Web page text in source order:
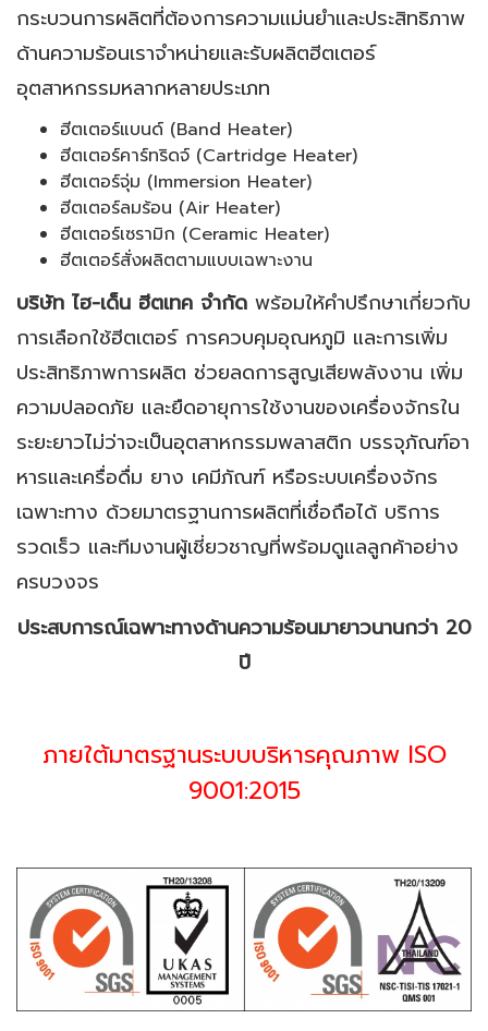
กระบวนการผลิตที่ต้องการความแม่นยำและประสิทธิภาพ
ด้านความร้อนเราจำหน่ายและรับผลิตฮีตเตอร์
อุตสาหกรรมหลากหลายประเภท
ฮีตเตอร์แบนด์ (Band Heater)
ฮีตเตอร์คาร์ทริดจ์ (Cartridge Heater)
ฮีตเตอร์จุ่ม (Immersion Heater)
ฮีตเตอร์ลมร้อน (Air Heater)
ฮีตเตอร์เซรามิก (Ceramic Heater)
ฮีตเตอร์สั่งผลิตตามแบบเฉพาะงาน
บริษัท ไฮ-เด็น ฮีตเทค จำกัด พร้อมให้คำปรึกษาเกี่ยวกับ
การเลือกใช้ฮีตเตอร์ การควบคุมอุณหภูมิ และการเพิ่ม
ประสิทธิภาพการผลิต ช่วยลดการสูญเสียพลังงาน เพิ่ม
ความปลอดภัย และยืดอายุการใช้งานของเครื่องจักรใน
ระยะยาวไม่ว่าจะเป็นอุตสาหกรรมพลาสติก บรรจุภัณฑ์อา
หารและเครื่อดื่ม ยาง เคมีภัณฑ์ หรือระบบเครื่องจักร
เฉพาะทาง ด้วยมาตรฐานการผลิตที่เชื่อถือได้ บริการ
รวดเร็ว และทีมงานผู้เชี่ยวชาญที่พร้อมดูแลลูกค้าอย่าง
ครบวงจร
ประสบการณ์เฉพาะทางด้านความร้อนมายาวนานกว่า 20
ปี
ภายใต้มาตรฐานระบบบริหารคุณภาพ ISO
9001:2015